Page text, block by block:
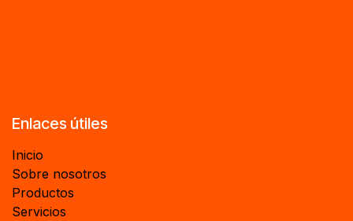
Enlaces útiles
Inicio
Sobre nosotros
Productos
Servicios